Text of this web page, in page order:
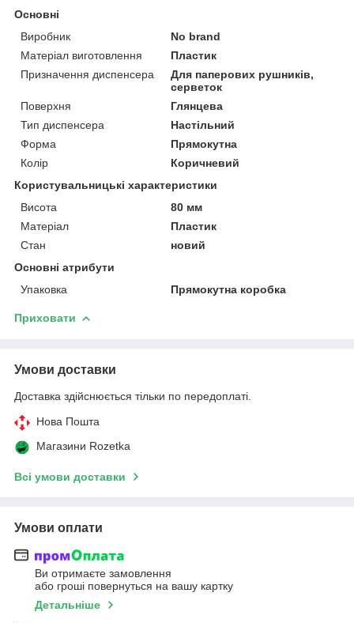
Основні
Виробник
No brand
Матеріал виготовлення
Пластик
Призначення диспенсера
Для паперових рушників,
серветок
Поверхня
Глянцева
Тип диспенсера
Настільний
Форма
Прямокутна
Колір
Коричневий
Користувальницькі характеристики
Висота
80 мм
Матеріал
Пластик
Стан
новий
Основні атрибути
Упаковка
Прямокутна коробка
Приховати
Умови доставки
Доставка здійснюється тільки по передоплаті.
Нова Пошта
Магазини Rozetka
Всі умови доставки
Умови оплати
Ви отримаєте замовлення
або гроші повернуться на вашу картку
Детальніше